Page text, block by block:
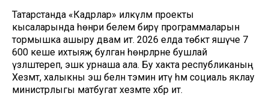
Татарстанда «Кадрлар» илкүләм проекты
кысаларында һөнәри белем бирү программаларын
тормышка ашыру дәвам итә. 2026 елда төбәктә яшәүче 7
600 кеше ихтыяҗ булган һөнәрләрне бушлай
үзләштереп, эшкә урнаша ала. Бу хакта республиканың
Хезмәт, халыкны эш белән тәэмин итү һәм социаль яклау
министрлыгы матбугат хезмәте хәбәр итә.